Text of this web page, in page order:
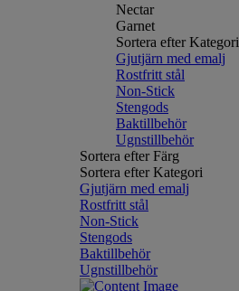
Nectar
Garnet
Sortera efter Kategori
Gjutjärn med emalj
Rostfritt stål
Non-Stick
Stengods
Baktillbehör
Ugnstillbehör
Sortera efter Färg
Sortera efter Kategori
Gjutjärn med emalj
Rostfritt stål
Non-Stick
Stengods
Baktillbehör
Ugnstillbehör